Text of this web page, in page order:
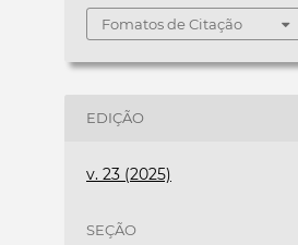
Fomatos de Citação
EDIÇÃO
v. 23 (2025)
SEÇÃO